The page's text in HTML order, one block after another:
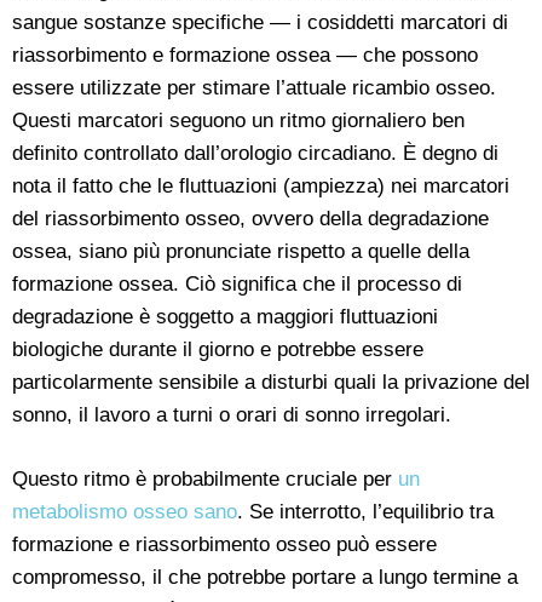
sangue sostanze specifiche — i cosiddetti marcatori di
riassorbimento e formazione ossea — che possono
essere utilizzate per stimare l’attuale ricambio osseo.
Questi marcatori seguono un ritmo giornaliero ben
definito controllato dall’orologio circadiano. È degno di
nota il fatto che le fluttuazioni (ampiezza) nei marcatori
del riassorbimento osseo, ovvero della degradazione
ossea, siano più pronunciate rispetto a quelle della
formazione ossea. Ciò significa che il processo di
degradazione è soggetto a maggiori fluttuazioni
biologiche durante il giorno e potrebbe essere
particolarmente sensibile a disturbi quali la privazione del
sonno, il lavoro a turni o orari di sonno irregolari.
Questo ritmo è probabilmente cruciale per un
metabolismo osseo sano. Se interrotto, l’equilibrio tra
formazione e riassorbimento osseo può essere
compromesso, il che potrebbe portare a lungo termine a